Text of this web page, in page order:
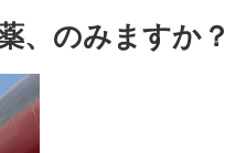
、のみますか？